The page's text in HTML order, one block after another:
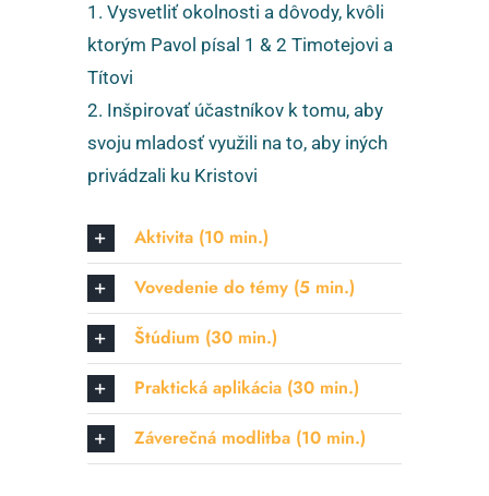
1. Vysvetliť okolnosti a dôvody, kvôli
ktorým Pavol písal 1 & 2 Timotejovi a
Títovi
2. Inšpirovať účastníkov k tomu, aby
svoju mladosť využili na to, aby iných
privádzali ku Kristovi
Aktivita (10 min.)
Vovedenie do témy (5 min.)
Štúdium (30 min.)
Praktická aplikácia (30 min.)
Záverečná modlitba (10 min.)